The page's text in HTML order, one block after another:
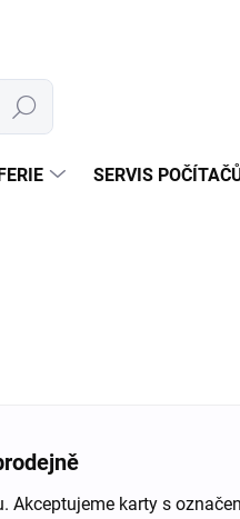
Hledat
SERVIS
karty s